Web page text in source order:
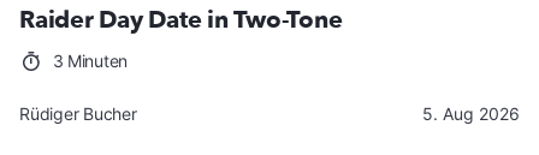
Raider Day Date in Two-Tone
3 Minuten
Rüdiger Bucher 5. Aug 2026